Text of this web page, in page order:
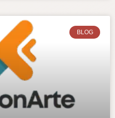
BLOG